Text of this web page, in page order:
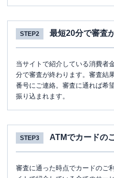
STEP2 最短20分で審査
当サイトで紹介している消費者
分で審査が終わります。審査結
番号にご連絡。審査に通れば希
振り込まれます。
STEP3 ATMでカードの
審査に通った時点でカードのご